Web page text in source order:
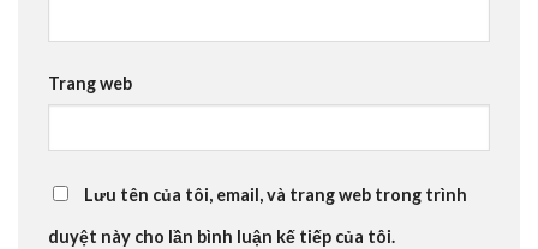
Trang web
Lưu tên của tôi, email, và trang web trong trình
duyệt này cho lần bình luận kế tiếp của tôi.